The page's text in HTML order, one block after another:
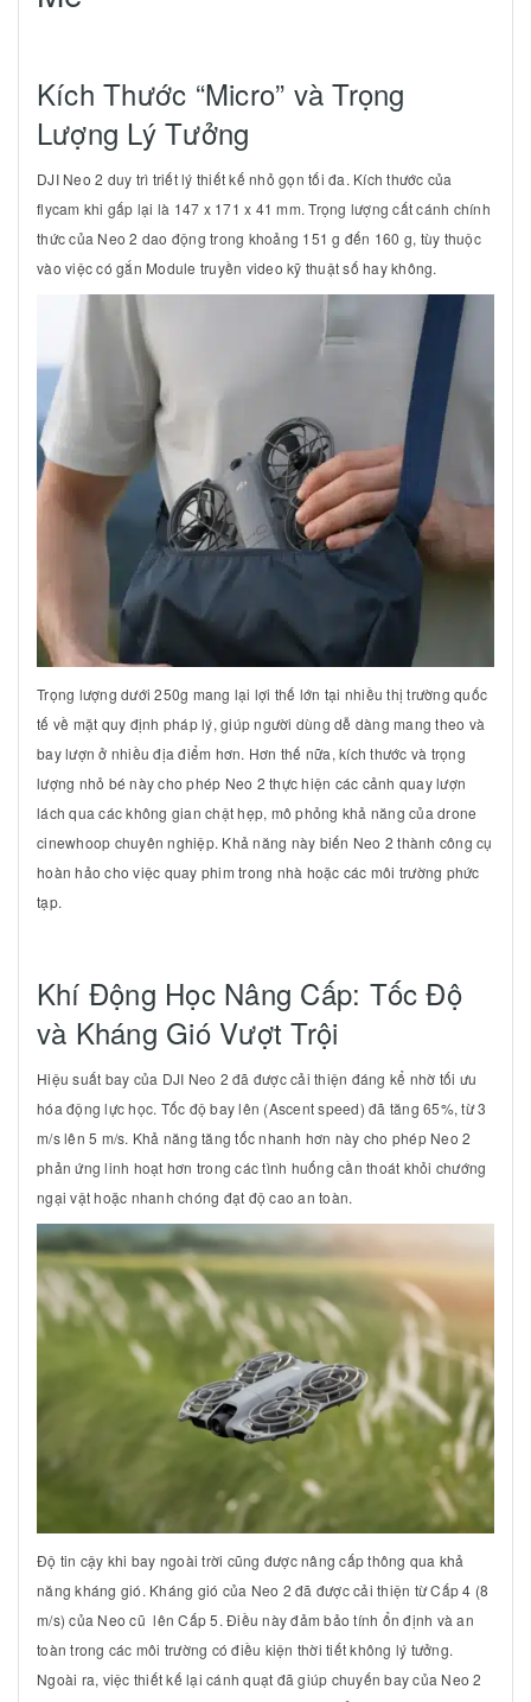
Kích Thước “Micro” và Trọng
Lượng Lý Tưởng
DJI Neo 2 duy trì triết lý thiết kế nhỏ gọn tối đa. Kích thước của
flycam khi gấp lại là 147 x 171 x 41 mm. Trọng lượng cất cánh chính
thức của Neo 2 dao động trong khoảng 151 g đến 160 g, tùy thuộc
vào việc có gắn Module truyền video kỹ thuật số hay không.
Trọng lượng dưới250g mang lại lợi thế lớn tại nhiều thị trường quốc
tế về mặt quy định pháp lý, giúp người dùng dễ dàng mang theo và
bay lượn ở nhiều địa điểm hơn. Hơn thế nữa, kích thước và trọng
lượng nhỏ bé này cho phép Neo 2 thực hiện các cảnh quay lượn
lách qua các không gian chật hẹp, mô phỏng khả năng của drone
cinewhoop chuyên nghiệp. Khả năng này biến Neo 2 thành công cụ
hoàn hảo cho việc quay phim trong nhà hoặc các môi trường phức
tạp.
Khí Động Học Nâng Cấp: Tốc Độ
và Kháng Gió Vượt Trội
Hiệu suất bay của DJI Neo 2 đã được cải thiện đáng kể nhờ tối ưu
hóa động lực học. Tốc độ bay lên (Ascent speed) đã tăng 65%, từ3
m/slên 5 m/s. Khả năng tăng tốc nhanh hơn này cho phép Neo 2
phản ứng linh hoạt hơn trong các tình huống cần thoát khỏi chướng
ngại vật hoặc nhanh chóng đạt độ cao an toàn.
Độ tin cậy khi bay ngoài trời cũng được nâng cấp thông qua khả
năng kháng gió. Kháng gió của Neo 2 đã được cải thiện từ Cấp 4 (8
m/s) của Neo cũ lênCấp 5. Điều này đảm bảo tính ổn định và an
toàn trong các môi trường có điều kiện thời tiết không lý tưởng.
Ngoài ra, việc thiết kế lại cánh quạt đã giúp chuyến bay của Neo 2